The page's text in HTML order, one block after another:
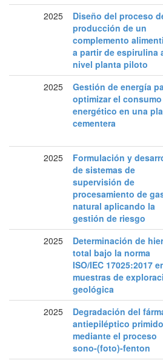
2025
Diseño del proceso
producción de un
complemento
a partir de espirulina
nivel planta piloto
2025
Gestión de energía
optimizar el consumo
energético en una
cementera
2025
Formulación y
de sistemas de
supervisión de
procesamiento de
natural aplicando la
gestión de riesgo
2025
Determinación de
total bajo la norma
ISO/IEC 17025:2017
muestras de
geológica
2025
Degradación del
antiepiléptico
mediante el proceso
sono-(foto)-fenton